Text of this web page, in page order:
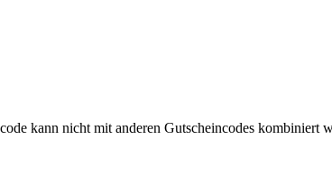
kann nicht mit anderen Gutscheincodes kombiniert